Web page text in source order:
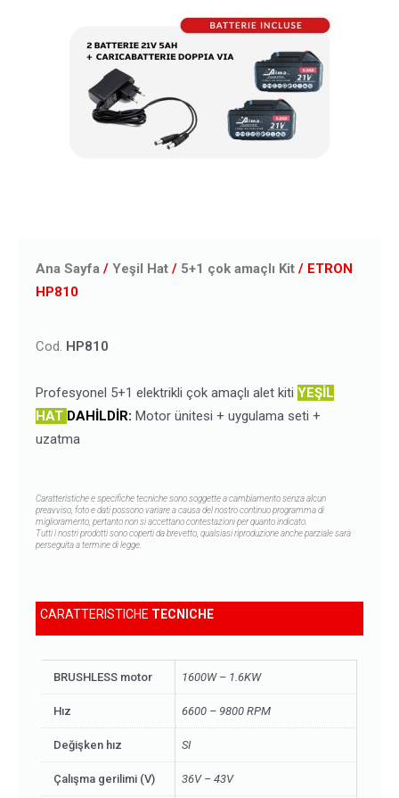
Ana Sayfa / Yeşil Hat / 5+1 çok amaçlı Kit / ETRON
HP810
Cod. HP810
Profesyonel 5+1 elektrikli çok amaçlı alet kiti YEŞİL
HAT DAHİLDİR: Motor ünitesi + uygulama seti +
uzatma
Caratteristiche e specifiche tecniche sono soggette a cambiamento senza alcun
preavviso, foto e dati possono variare a causa del nostro continuo programma di
miglioramento, pertanto non si accettano contestazioni per quanto indicato.
Tutti i nostri prodotti sono coperti da brevetto, qualsiasi riproduzione anche parziale sarà
perseguita a termine di legge.
CARATTERISTICHE TECNICHE
BRUSHLESS motor 1600W – 1.6KW
Hız 6600 – 9800 RPM
Değişken hız SI
Çalışma gerilimi (V) 36V – 43V